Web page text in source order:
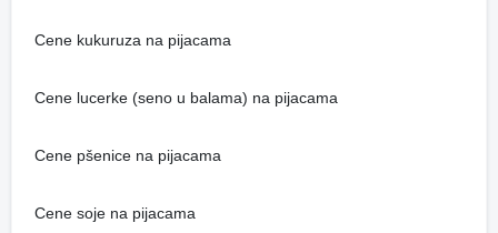
Cene kukuruza na pijacama
Cene lucerke (seno u balama) na pijacama
Cene pšenice na pijacama
Cene soje na pijacama